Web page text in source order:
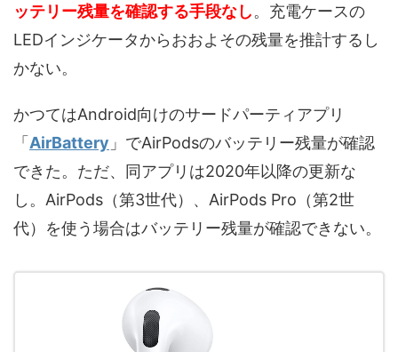
ッテリー残量を確認する手段なし。充電ケースの
LEDインジケータからおおよその残量を推計するし
かない。
かつてはAndroid向けのサードパーティアプリ
「AirBattery 」でAirPodsのバッテリー残量が確認
できた。ただ、同アプリは2020年以降の更新な
し。AirPods（第3世代）、AirPods Pro（第2世
代）を使う場合はバッテリー残量が確認できない。